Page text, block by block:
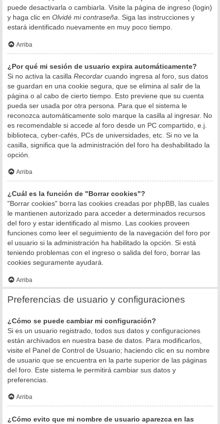
puede desactivarla o cambiarla. Visite la página de ingreso (login)
y haga clic en Olvidé mi contraseña. Siga las instrucciones y
estará identificado nuevamente en muy poco tiempo.
Arriba
¿Por qué mi sesión de usuario expira automáticamente?
Si no activa la casilla Recordar cuando ingresa al foro, sus datos
se guardan en una cookie segura, que se elimina al salir de la
página o al cabo de cierto tiempo. Esto previene que su cuenta
pueda ser usada por otra persona. Para que el sistema le
reconozca automáticamente solo marque la casilla al ingresar. No
es recomendable si accede al foro desde un PC compartido, e.j.
biblioteca, cyber-cafés, PCs de universidades, etc. Si no ve la
casilla, significa que la administración del foro ha deshabilitado la
opción.
Arriba
¿Cuál es la función de "Borrar cookies"?
"Borrar cookies" borra las cookies creadas por phpBB, las cuales
le mantienen autorizado para acceder a determinados recursos
del foro y estar identificado al mismo. Las cookies proveen
funciones como leer el seguimiento de la navegación del foro por
el usuario si la administración ha habilitado la opción. Si está
teniendo problemas con el ingreso o salida del foro, borrar las
cookies seguramente ayudará.
Arriba
Preferencias de usuario y configuraciones
¿Cómo se puede cambiar mi configuración?
Si es un usuario registrado, todos sus datos y configuraciones
están archivados en nuestra base de datos. Para modificarlos,
visite el Panel de Control de Usuario; haciendo clic en su nombre
de usuario que se encuentra en la parte superior de las páginas
del foro. Este sistema le permitirá cambiar sus datos y
preferencias.
Arriba
¿Cómo evito que mi nombre de usuario aparezca en las